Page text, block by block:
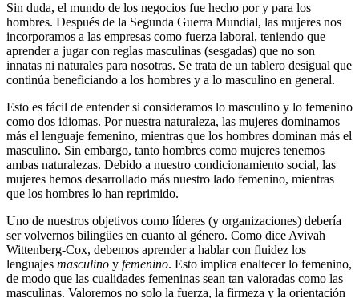
Sin duda, el mundo de los negocios fue hecho por y para los
hombres. Después de la Segunda Guerra Mundial, las mujeres nos
incorporamos a las empresas como fuerza laboral, teniendo que
aprender a jugar con reglas masculinas (sesgadas) que no son
innatas ni naturales para nosotras. Se trata de un tablero desigual que
continúa beneficiando a los hombres y a lo masculino en general.
Esto es fácil de entender si consideramos lo masculino y lo femenino
como dos idiomas. Por nuestra naturaleza, las mujeres dominamos
más el lenguaje femenino, mientras que los hombres dominan más el
masculino. Sin embargo, tanto hombres como mujeres tenemos
ambas naturalezas. Debido a nuestro condicionamiento social, las
mujeres hemos desarrollado más nuestro lado femenino, mientras
que los hombres lo han reprimido.
Uno de nuestros objetivos como líderes (y organizaciones) debería
ser volvernos bilingües en cuanto al género. Como dice Avivah
Wittenberg-Cox, debemos aprender a hablar con fluidez los
lenguajes masculino y femenino. Esto implica enaltecer lo femenino,
de modo que las cualidades femeninas sean tan valoradas como las
masculinas. Valoremos no solo la fuerza, la firmeza y la orientación